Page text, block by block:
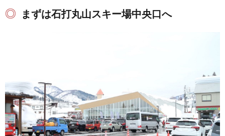
まずは石打丸山スキー場中央口へ